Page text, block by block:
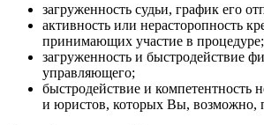
загруженность судьи, график его
активность или нерасторопность
принимающих участие в процедуре;
загруженность и быстродействие
управляющего;
быстродействие и компетентность
и юристов, которых Вы, возможно,